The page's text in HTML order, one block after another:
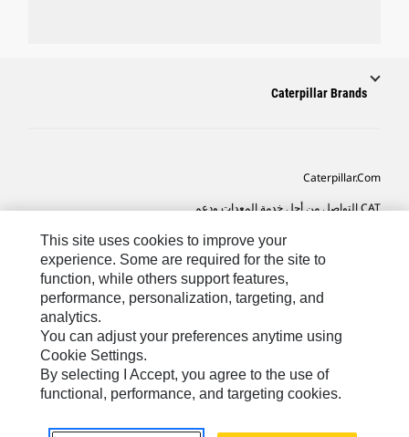
Caterpillar Brands
Caterpillar.com
CAT التواصل من أجل خدمة المعدات ودعم
تفضيلات التسويق الخاصة بي
خريطة الموقع
Cookie Settings
This site uses cookies to improve your
experience. Some are required for the site to
function, while others support features,
performance, personalization, targeting, and
analytics.
You can adjust your preferences anytime using
Cookie Settings.
By selecting I Accept, you agree to the use of
functional, performance, and targeting cookies.